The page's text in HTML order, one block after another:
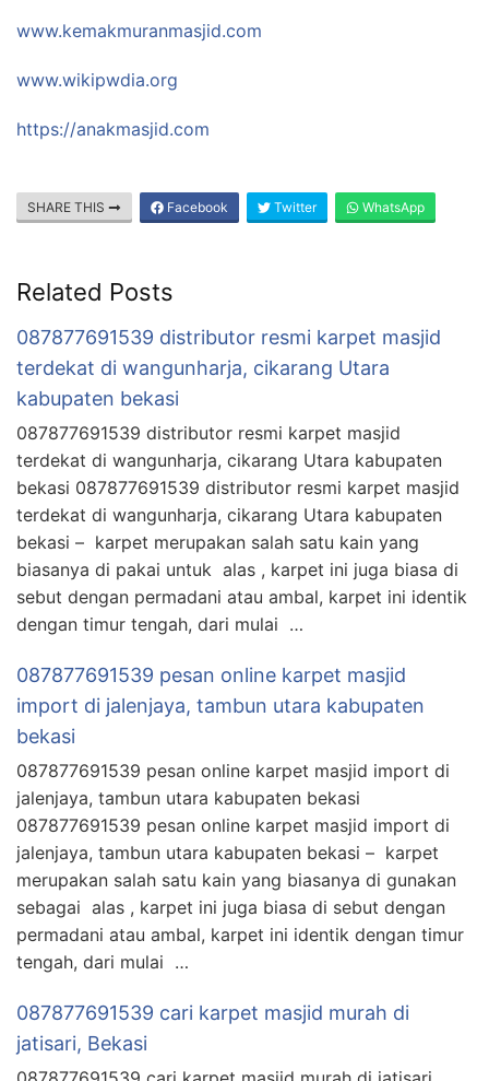
www.kemakmuranmasjid.com
www.wikipwdia.org
https://anakmasjid.com
SHARE THIS Facebook Twitter WhatsApp
Related Posts
087877691539 distributor resmi karpet masjid
terdekat di wangunharja, cikarang Utara
kabupaten bekasi
087877691539 distributor resmi karpet masjid
terdekat di wangunharja, cikarang Utara kabupaten
bekasi 087877691539 distributor resmi karpet masjid
terdekat di wangunharja, cikarang Utara kabupaten
bekasi – karpet merupakan salah satu kain yang
biasanya di pakai untuk alas , karpet ini juga biasa di
sebut dengan permadani atau ambal, karpet ini identik
dengan timur tengah, dari mulai …
087877691539 pesan online karpet masjid
import di jalenjaya, tambun utara kabupaten
bekasi
087877691539 pesan online karpet masjid import di
jalenjaya, tambun utara kabupaten bekasi
087877691539 pesan online karpet masjid import di
jalenjaya, tambun utara kabupaten bekasi – karpet
merupakan salah satu kain yang biasanya di gunakan
sebagai alas , karpet ini juga biasa di sebut dengan
permadani atau ambal, karpet ini identik dengan timur
tengah, dari mulai …
087877691539 cari karpet masjid murah di
jatisari, Bekasi